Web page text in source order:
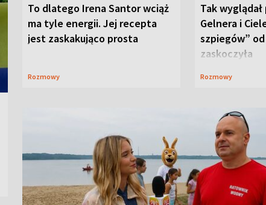
To dlatego Irena Santor wciąż
ma tyle energii. Jej recepta
jest zaskakująco prosta
Rozmowy
Tak
Gelnera i
szpiegów”
zaskoczyła
Rozmowy